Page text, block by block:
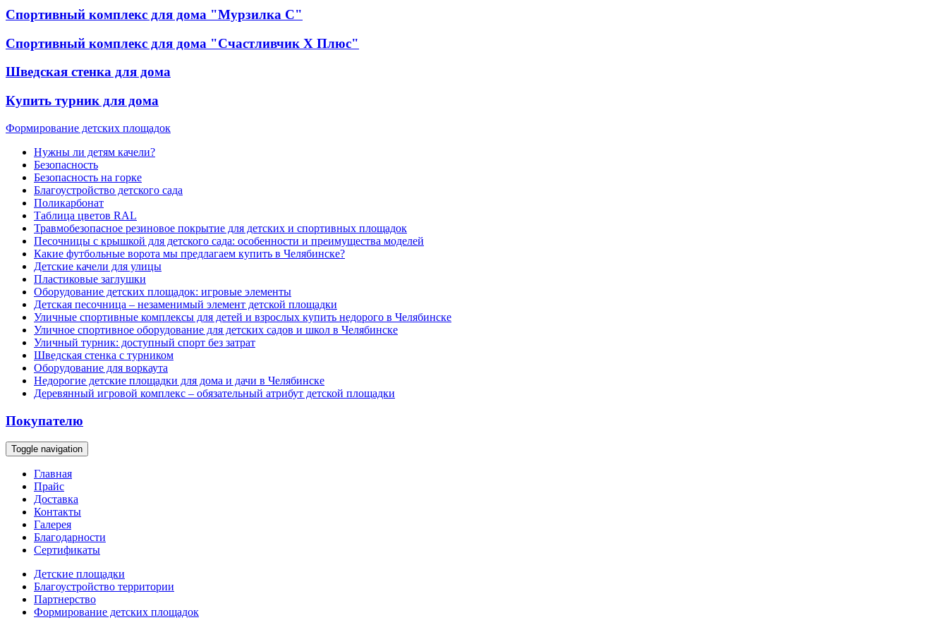
Спортивный комплекс для дома "Мурзилка С"
Спортивный комплекс для дома "Счастливчик Х Плюс"
Шведская стенка для дома
Купить турник для дома
Формирование детских площадок
Нужны ли детям качели?
Безопасность
Безопасность на горке
Благоустройство детского сада
Поликарбонат
Таблица цветов RAL
Травмобезопасное резиновое покрытие для детских и спортивных площадок
Песочницы с крышкой для детского сада: особенности и преимущества моделей
Какие футбольные ворота мы предлагаем купить в Челябинске?
Детские качели для улицы
Пластиковые заглушки
Оборудование детских площадок: игровые элементы
Детская песочница – незаменимый элемент детской площадки
Уличные спортивные комплексы для детей и взрослых купить недорого в Челябинске
Уличное спортивное оборудование для детских садов и школ в Челябинске
Уличный турник: доступный спорт без затрат
Шведская стенка с турником
Оборудование для воркаута
Недорогие детские площадки для дома и дачи в Челябинске
Деревянный игровой комплекс – обязательный атрибут детской площадки
Покупателю
Toggle navigation
Главная
Прайс
Доставка
Контакты
Галерея
Благодарности
Сертификаты
Детские площадки
Благоустройство территории
Партнерство
Формирование детских площадок